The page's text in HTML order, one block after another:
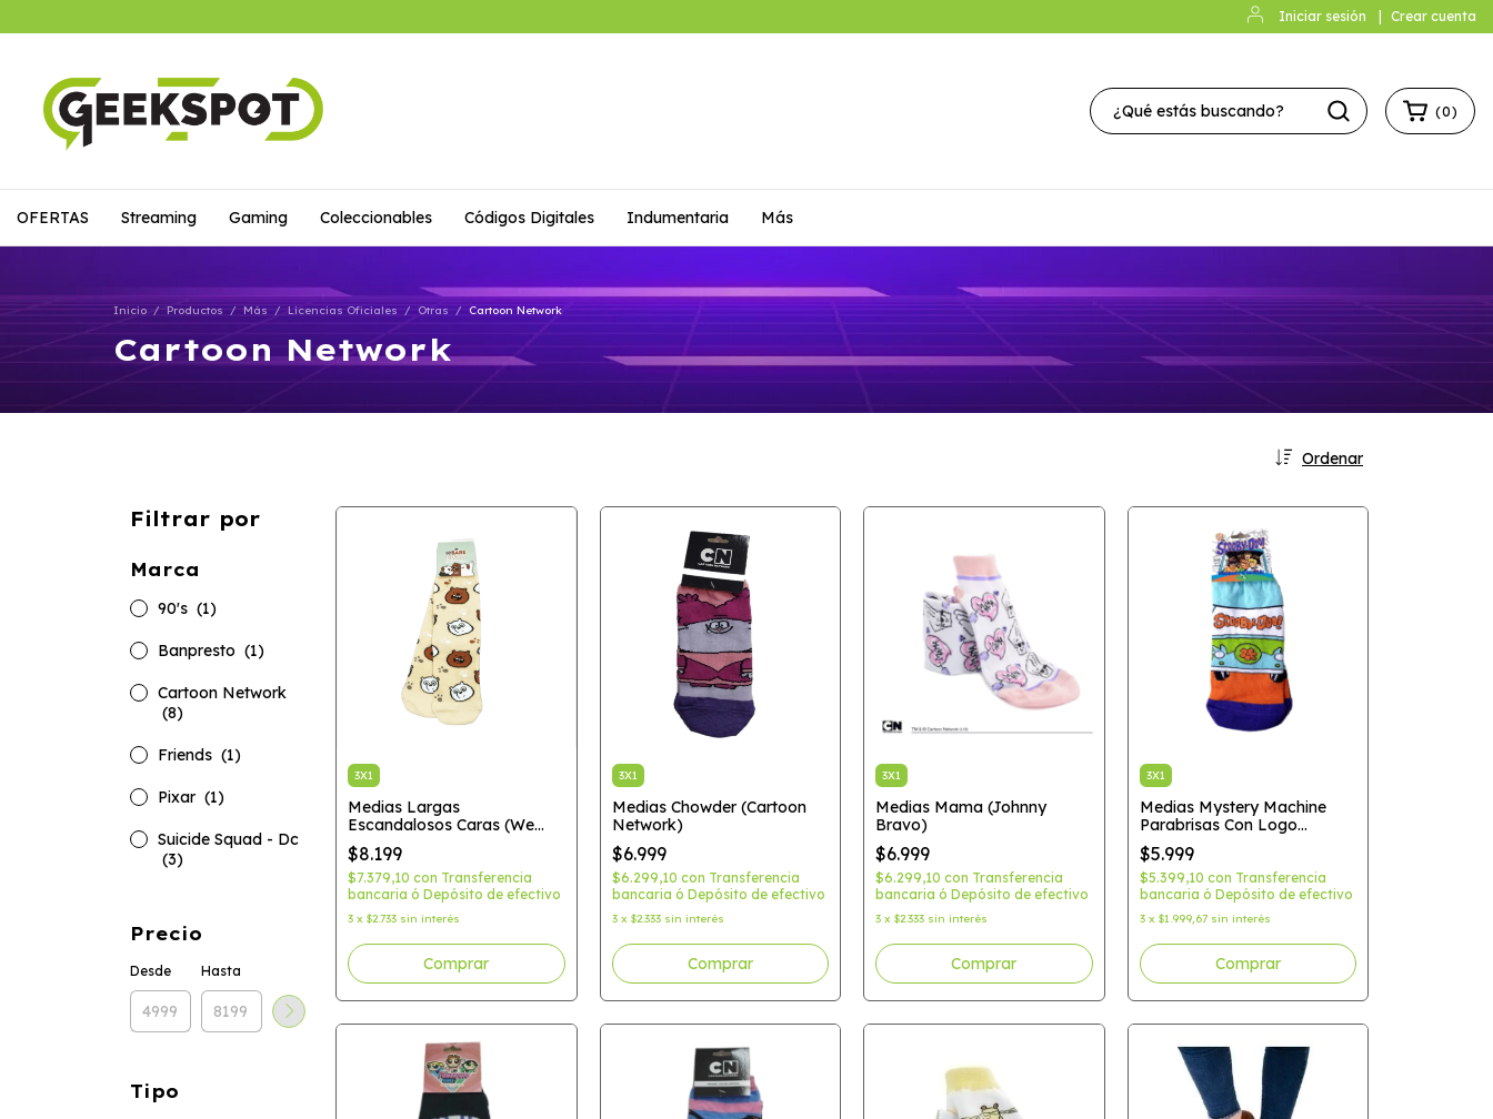
Iniciar sesión Crear cuenta
(0)
OFERTAS Streaming Gaming Coleccionables Códigos Digitales Indumentaria Más
Inicio / Productos / Más / Licencias Oficiales / Otras / Cartoon Network
Cartoon Network
Ordenar
Filtrar por
Marca
90's (1)
Banpresto (1)
Cartoon Network
(8)
Friends (1)
Pixar (1)
Suicide Squad - Dc
(3)
Precio
Desde Hasta
Tipo
3X1
Medias Largas
Escandalosos Caras (We
Bare Beras)
$8.199
$7.379,10 con Transferencia
bancaria ó Depósito de efectivo
3 x $2.733 sin interés
3X1
Medias Chowder (Cartoon
Network)
$6.999
$6.299,10 con Transferencia
bancaria ó Depósito de efectivo
3 x $2.333 sin interés
3X1
Medias Mama (Johnny
Bravo)
$6.999
$6.299,10 con Transferencia
bancaria ó Depósito de efectivo
3 x $2.333 sin interés
3X1
Medias Mystery Machine
Parabrisas Con Logo
(Scooby Doo)
$5.999
$5.399,10 con Transferencia
bancaria ó Depósito de efectivo
3 x $1.999,67 sin interés